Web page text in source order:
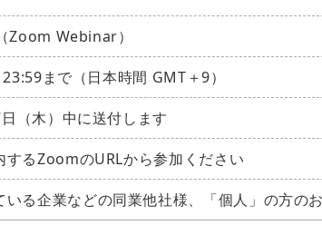
Zoom Webinar）
まで（日本時間 GMT＋9）
（木）中に送付します
るZoomのURLから参加ください
る企業などの同業他社様、「個人」の方の